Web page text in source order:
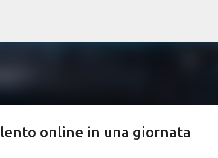
online in una giornata